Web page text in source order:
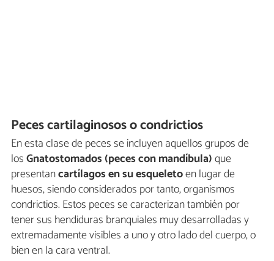
Peces cartilaginosos o condrictios
En esta clase de peces se incluyen aquellos grupos de
losGnatostomados (peces con mandíbula)que
presentancartílagos en su esqueletoen lugar de
huesos, siendo considerados por tanto, organismos
condrictios. Estos peces se caracterizan también por
tener sus hendiduras branquiales muy desarrolladas y
extremadamente visibles a uno y otro lado del cuerpo, o
bien en la cara ventral.